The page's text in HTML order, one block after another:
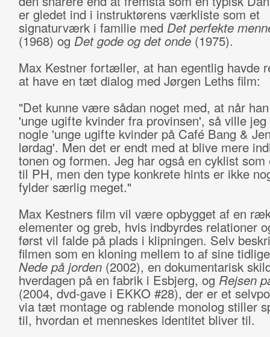
er gledet ind i instruktørens værkliste som et
signaturværk i familie med Det perfekte
(1968) og Det gode og det onde(1975).
Max Kestner fortæller, at han egentlig havde
at have en tæt dialog med Jørgen Leths film:
"Det kunne være sådan noget med, at når
'unge ugifte kvinder fra provinsen', så ville jeg
nogle 'unge ugifte kvinder på Café Bang &
lørdag'. Men det er endt med at blive mere
tonen og formen. Jeg har også en cyklist som
til PH, men den type konkrete hints er ikke
fylder særlig meget."
Max Kestners film vil være opbygget af en
elementer og greb, hvis indbyrdes relationer
først vil falde på plads i klipningen. Selv
filmen som en kloning mellem to af sine
Nede på jorden(2002), en dokumentarisk
hverdagen på en fabrik i Esbjerg, og Rejsen
(2004, dvd-gave i EKKO #28), der er et
via tæt montage og rablende monolog stiller
til, hvordan et menneskes identitet bliver til.